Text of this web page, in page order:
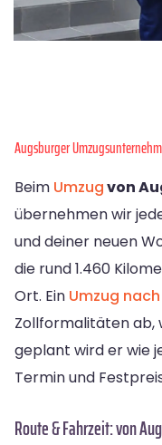
Augsburger
Beim Umzugvon
übernehmen wir
und deiner neuen
die rund 1.460
Ort. Ein Umzug
Zollformalitäten ab,
geplant wird er wie
Termin und
Route & Fahrzeit: von